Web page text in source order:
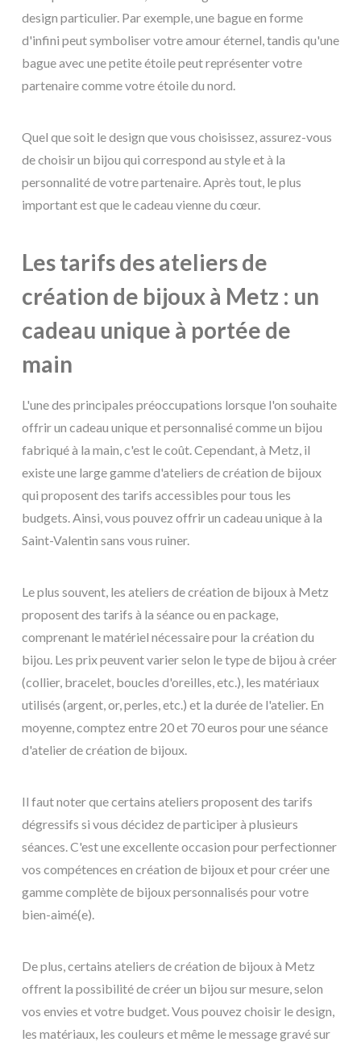
design particulier. Par exemple, une bague en forme
d'infini peut symboliser votre amour éternel, tandis qu'une
bague avec une petite étoile peut représenter votre
partenaire comme votre étoile du nord.
Quel que soit le design que vous choisissez, assurez-vous
de choisir un bijou qui correspond au style et à la
personnalité de votre partenaire. Après tout, le plus
important est que le cadeau vienne du cœur.
Les tarifs des ateliers de
création de bijoux à Metz : un
cadeau unique à portée de
main
L'une des principales préoccupations lorsque l'on souhaite
offrir un cadeau unique et personnalisé comme un bijou
fabriqué à la main, c'est le coût. Cependant, à Metz, il
existe une large gamme d'ateliers de création de bijoux
qui proposent des tarifs accessibles pour tous les
budgets. Ainsi, vous pouvez offrir un cadeau unique à la
Saint-Valentin sans vous ruiner.
Le plus souvent, les ateliers de création de bijoux à Metz
proposent des tarifs à la séance ou en package,
comprenant le matériel nécessaire pour la création du
bijou. Les prix peuvent varier selon le type de bijou à créer
(collier, bracelet, boucles d'oreilles, etc.), les matériaux
utilisés (argent, or, perles, etc.) et la durée de l'atelier. En
moyenne, comptez entre 20 et 70 euros pour une séance
d'atelier de création de bijoux.
Il faut noter que certains ateliers proposent des tarifs
dégressifs si vous décidez de participer à plusieurs
séances. C'est une excellente occasion pour perfectionner
vos compétences en création de bijoux et pour créer une
gamme complète de bijoux personnalisés pour votre
bien-aimé(e).
De plus, certains ateliers de création de bijoux à Metz
offrent la possibilité de créer un bijou sur mesure, selon
vos envies et votre budget. Vous pouvez choisir le design,
les matériaux, les couleurs et même le message gravé sur